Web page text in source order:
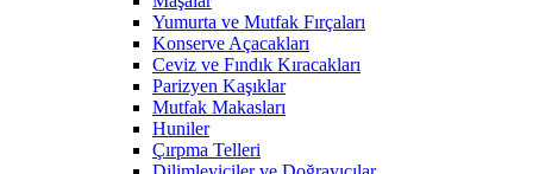
Yumurta ve Mutfak Fırçaları
Konserve Açacakları
Ceviz ve Fındık Kıracakları
Parizyen Kaşıklar
Mutfak Makasları
Huniler
Çırpma Telleri